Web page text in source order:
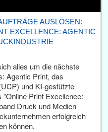
AUSLÖSEN:
EXCELLENCE: AGENTIC
alles um die nächste
Agentic Print, das
und KI-gestützte
Print Excellence:
Druck und Medien
erfolgreich
können.